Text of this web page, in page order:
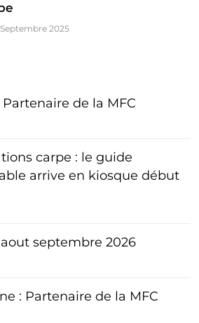
Septembre 2025
Partenaire de la MFC
carpe : le guide
arrive en kiosque début
septembre 2026
: Partenaire de la MFC